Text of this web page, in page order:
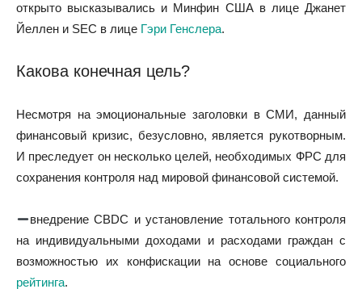
открыто высказывались и Минфин США в лице Джанет
Йеллен и SEC в лице Гэри Генслера.
Какова конечная цель?
Несмотря на эмоциональные заголовки в СМИ, данный
финансовый кризис, безусловно, является рукотворным.
И преследует он несколько целей, необходимых ФРС для
сохранения контроля над мировой финансовой системой.
внедрение CBDC и установление тотального контроля
на индивидуальными доходами и расходами граждан с
возможностью их конфискации на основе социального
рейтинга.